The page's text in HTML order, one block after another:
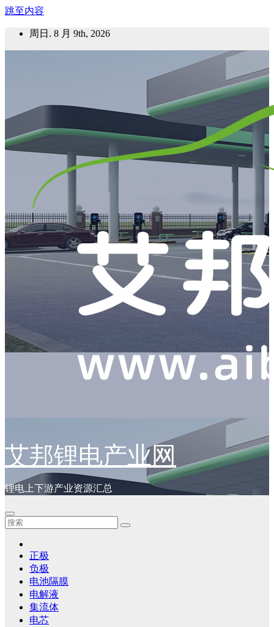
跳至内容
周日. 8 月 9th, 2026
艾邦锂电产业网
锂电上下游产业资源汇总
正极
负极
电池隔膜
电解液
集流体
电芯